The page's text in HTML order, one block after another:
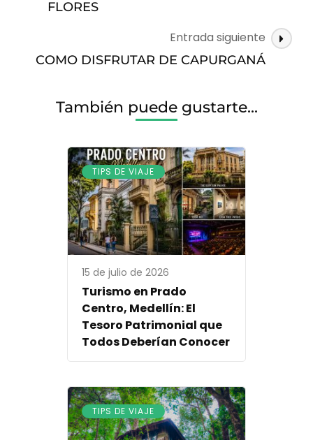
FLORES
Entrada siguiente
COMO DISFRUTAR DE CAPURGANÁ
También puede gustarte...
TIPS DE VIAJE
15 de julio de 2026
Turismo en Prado
Centro, Medellín: El
Tesoro Patrimonial que
Todos Deberían Conocer
TIPS DE VIAJE